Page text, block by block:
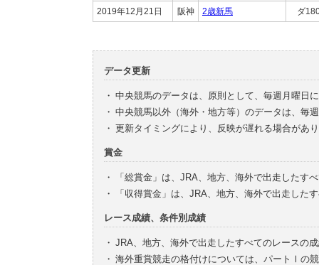
2019年12月21日 阪神 2歳新馬 ダ
データ更新
・ 中央競馬のデータは、原則として、毎週月曜日
・ 中央競馬以外（海外・地方等）のデータは、毎
・ 更新タイミングにより、反映が遅れる場合があ
賞金
・
「総賞金」は、JRA、地方、海外で出走したす
・
「収得賞金」は、JRA、地方、海外で出走した
レース成績、条件別成績
・ JRA、地方、海外で出走したすべてのレースの
・ 海外重賞競走の格付けについては、パートⅠの